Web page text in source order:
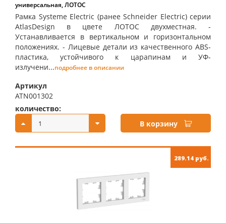
универсальная, ЛОТОС
Рамка Systeme Electric (ранее Schneider Electric) серии
AtlasDesign в цвете ЛОТОС двухместная. -
Устанавливается в вертикальном и горизонтальном
положениях. - Лицевые детали из качественного ABS-
пластика, устойчивого к царапинам и УФ-
излучени...подробнее в описании
Артикул
ATN001302
количество:
В корзину
289.14 руб.